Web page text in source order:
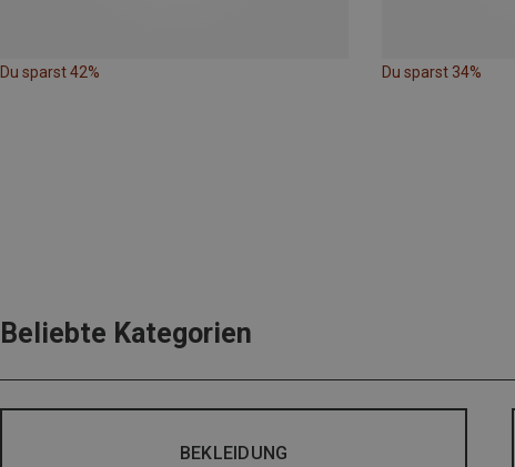
Du sparst 42% Du sparst 34%
Beliebte Kategorien
BEKLEIDUNG